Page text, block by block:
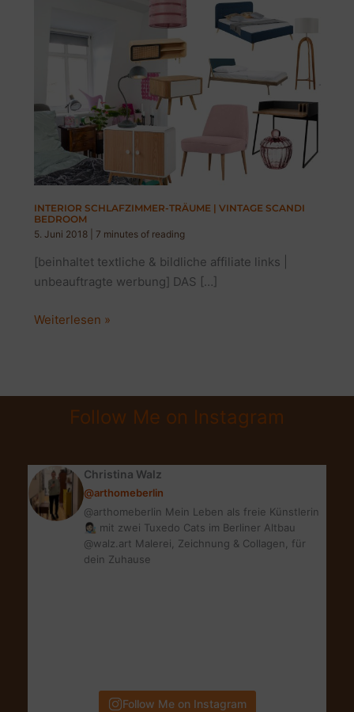
INTERIOR SCHLAFZIMMER-TRÄUME | VINTAGE SCANDI
BEDROOM
5. Juni 2018
7 minutes of reading
[beinhaltet textliche & bildliche affiliate links |
unbeauftragte werbung] DAS […]
INTERIOR
VINTAGE
SCANDI
Weiterlesen »
Follow Me on Instagram
Christina Walz
@arthomeberlin
@arthomeberlin Mein Leben als freie Künstlerin
👩🏻‍🎨 mit zwei Tuxedo Cats im Berliner Altbau
@walz.art Malerei, Zeichnung & Collagen, für
dein Zuhause
Follow Me on Instagram